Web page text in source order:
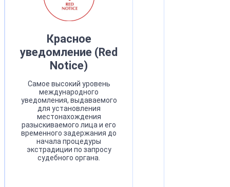
Красное
уведомление (Red
Notice)
Самое высокий уровень
международного
уведомления, выдаваемого
для установления
местонахождения
разыскиваемого лица и его
временного задержания до
начала процедуры
экстрадиции по запросу
судебного органа.